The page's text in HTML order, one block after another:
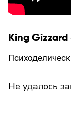
King Gizzard
Не удалось